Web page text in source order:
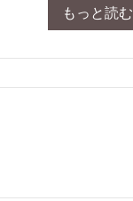
もっと読む